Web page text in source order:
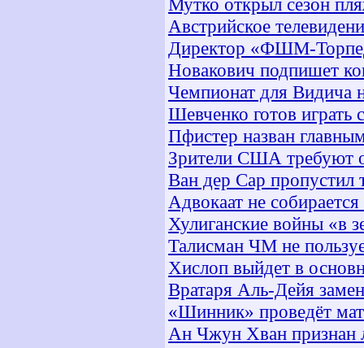
Австрийское
Директор «ФШМ-
Новакович подпишет
Чемпионат для Видича
Шевченко готов играть
Пфистер назван
Зрители США требуют
Ван дер Сар пропустил
Адвокаат не
Хулиганские войны «в
Талисман ЧМ не
Хислоп выйдет в
Вратаря Аль-Дейя
«Шинник» проведёт
Ан Чжун Хван признан